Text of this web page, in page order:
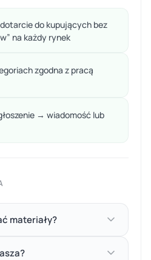
do kupujących bez
na każdy rynek
zgodna z pracą
→ wiadomość lub
materiały?